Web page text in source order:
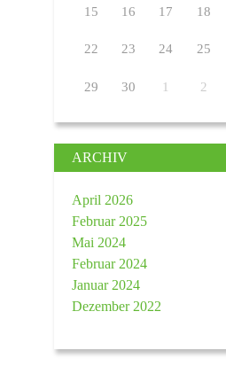
15 16 17 18
22 23 24 25
29 30 1 2
ARCHIV
April 2026
Februar 2025
Mai 2024
Februar 2024
Januar 2024
Dezember 2022